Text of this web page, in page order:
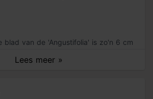
Lees meer »
blad van de 'Angustifolia' is zo'n 6 cm
van deze laurier is ongeveer 5 meter.
‘Angustifolia’ kan zowel in de